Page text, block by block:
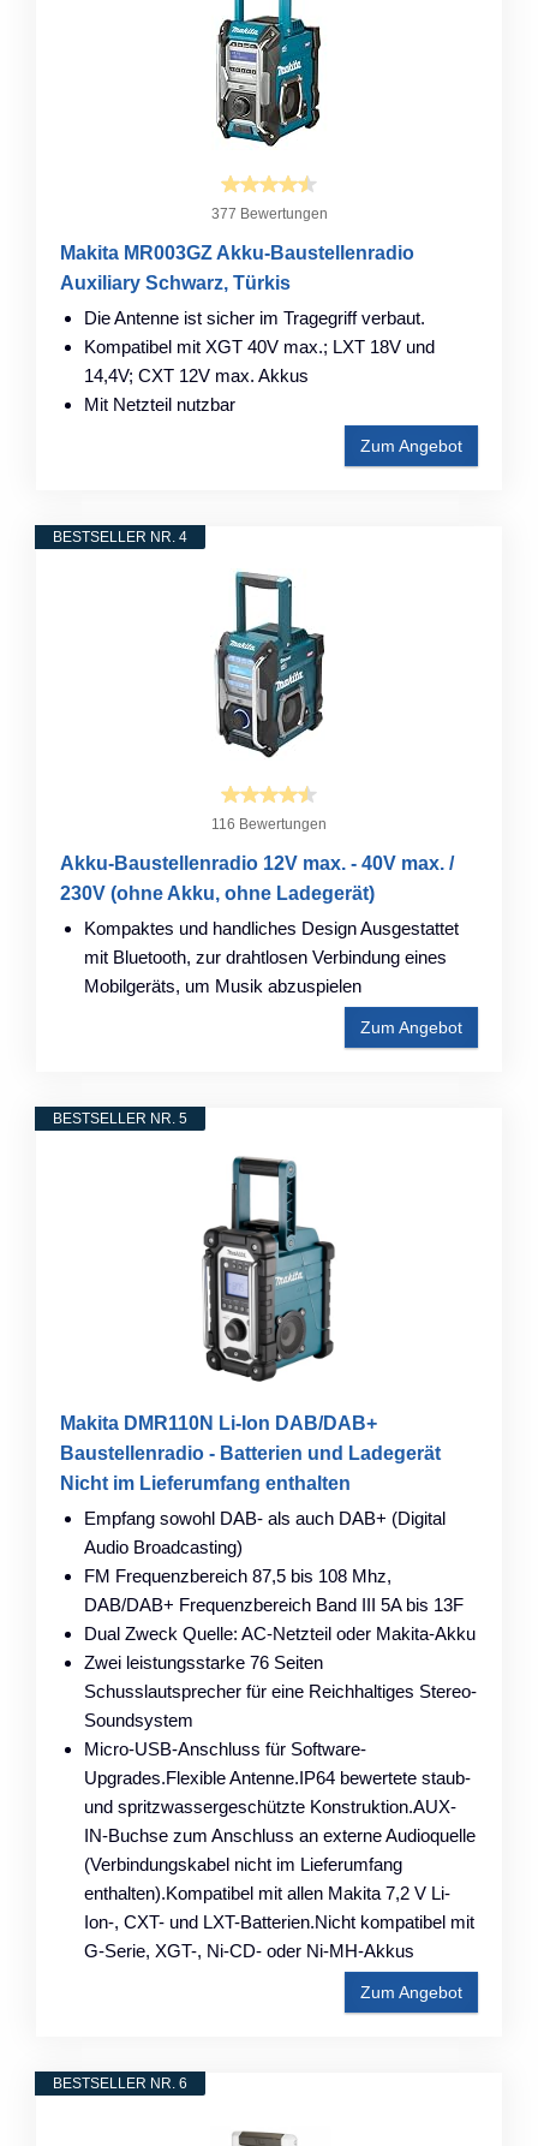
377 Bewertungen
Makita MR003GZ Akku-Baustellenradio
Auxiliary Schwarz, Türkis
Die Antenne ist sicher im Tragegriff verbaut.
Kompatibel mit XGT 40V max.; LXT 18V und
14,4V; CXT 12V max. Akkus
Mit Netzteil nutzbar
Zum Angebot
BESTSELLER NR. 4
116 Bewertungen
Akku-Baustellenradio 12V max. - 40V max. /
230V (ohne Akku, ohne Ladegerät)
Kompaktes und handliches Design Ausgestattet
mit Bluetooth, zur drahtlosen Verbindung eines
Mobilgeräts, um Musik abzuspielen
Zum Angebot
BESTSELLER NR. 5
Makita DMR110N Li-Ion DAB/DAB+
Baustellenradio - Batterien und Ladegerät
Nicht im Lieferumfang enthalten
Empfang sowohl DAB- als auch DAB+ (Digital
Audio Broadcasting)
FM Frequenzbereich 87,5 bis 108 Mhz,
DAB/DAB+ Frequenzbereich Band III 5A bis 13F
Dual Zweck Quelle: AC-Netzteil oder Makita-Akku
Zwei leistungsstarke 76 Seiten
Schusslautsprecher für eine Reichhaltiges Stereo-
Soundsystem
Micro-USB-Anschluss für Software-
Upgrades.Flexible Antenne.IP64 bewertete staub-
und spritzwassergeschützte Konstruktion.AUX-
IN-Buchse zum Anschluss an externe Audioquelle
(Verbindungskabel nicht im Lieferumfang
enthalten).Kompatibel mit allen Makita 7,2 V Li-
Ion-, CXT- und LXT-Batterien.Nicht kompatibel mit
G-Serie, XGT-, Ni-CD- oder Ni-MH-Akkus
Zum Angebot
BESTSELLER NR. 6